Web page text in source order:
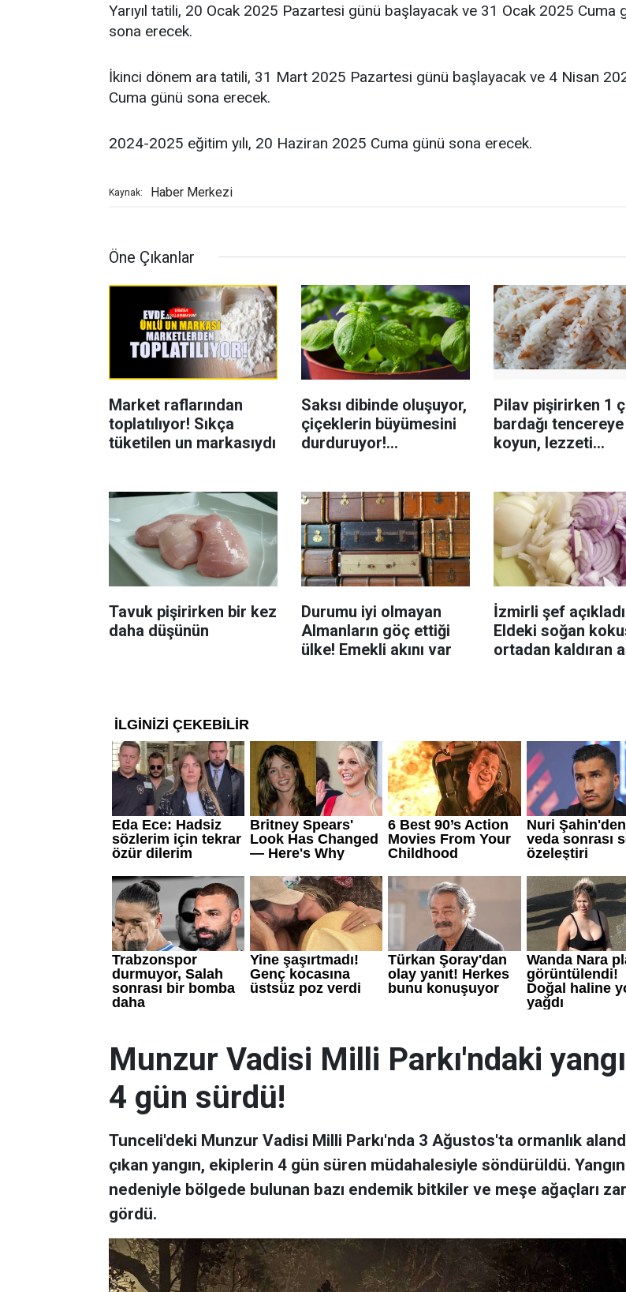
Yarıyıl tatili, 20 Ocak 2025 Pazartesi günü başlayacak ve 31 Ocak 2025 Cuma
sona erecek.
İkinci dönem ara tatili, 31 Mart 2025 Pazartesi günü başlayacak ve 4 Nisan
Cuma günü sona erecek.
2024-2025 eğitim yılı, 20 Haziran 2025 Cuma günü sona erecek.
Kaynak: Haber Merkezi
Öne Çıkanlar
Market raflarından
toplatılıyor! Sıkça
tüketilen un markasıydı
Saksı dibinde oluşuyor,
çiçeklerin büyümesini
durduruyor!
Pilav pişirirken 1
bardağı tencereye
koyun, lezzeti
Tavuk pişirirken bir kez
daha düşünün
Durumu iyi olmayan
Almanların göç ettiği
ülke! Emekli akını var
İzmirli şef
Eldeki soğan
ortadan kaldıran
Munzur Vadisi Milli Parkı'ndaki
4 gün sürdü!
Tunceli'deki Munzur Vadisi Milli Parkı'nda 3 Ağustos'ta ormanlık
çıkan yangın, ekiplerin 4 gün süren müdahalesiyle söndürüldü. Yangın
nedeniyle bölgede bulunan bazı endemik bitkiler ve meşe ağaçları
gördü.